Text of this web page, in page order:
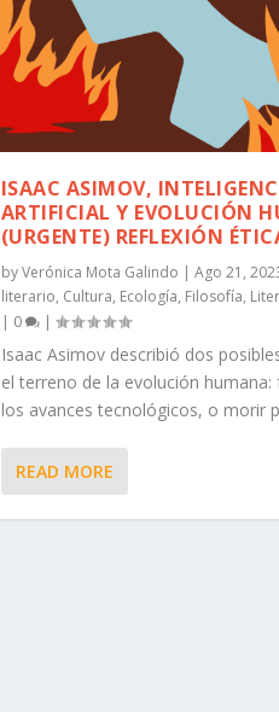
ISAAC ASIMOV,
ARTIFICIAL Y EVOLUCIÓN
(URGENTE) REFLEXIÓN
byVerónica Mota Galindo | Ago 21,
literario, Cultura, Ecología, Filosofía,
| 0 |
Isaac Asimov describió dos
el terreno de la evolución humana:
los avances tecnológicos, o morir
READ MORE